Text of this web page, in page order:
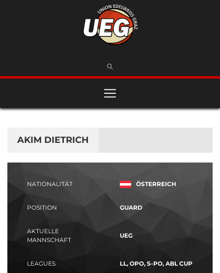
AKIM DIETRICH
NATIONALITÄT ÖSTERREICH
POSITION GUARD
AKTUELLE
MANNSCHAFT
UEG
LEAGUES LL, OPO, S-PO, ABL CUP